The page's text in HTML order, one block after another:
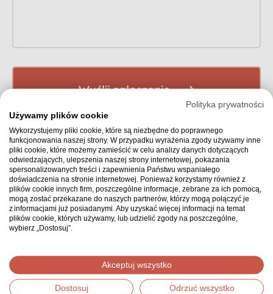
Wyślij zgłoszenie
Pierwszy i jedyny w Polsce serwis zbiórkowy, gdzie
każda zbiórka ma opiekuna, który doradza, co
możesz zrobić, żeby zebrać znacznie więcej.
Pomoc dla Ciebie
Jak stworzyć zbiórkę?
Polityka prywatności
Używamy plików cookie
Wykorzystujemy pliki cookie, które są niezbędne do poprawnego
funkcjonowania naszej strony. W przypadku wyrażenia zgody używamy inne
pliki cookie, które możemy zamieścić w celu analizy danych dotyczących
odwiedzających, ulepszenia naszej strony internetowej, pokazania
spersonalizowanych treści i zapewnienia Państwu wspaniałego
doświadczenia na stronie internetowej. Ponieważ korzystamy również z
plików cookie innych firm, poszczególne informacje, zebrane za ich pomocą,
mogą zostać przekazane do naszych partnerów, którzy mogą połączyć je
z informacjami już posiadanymi. Aby uzyskać więcej informacji na temat
plików cookie, których używamy, lub udzielić zgody na poszczególne,
wybierz „Dostosuj”.
Akceptuj wszystko
Dostosuj Odrzuć wszystko